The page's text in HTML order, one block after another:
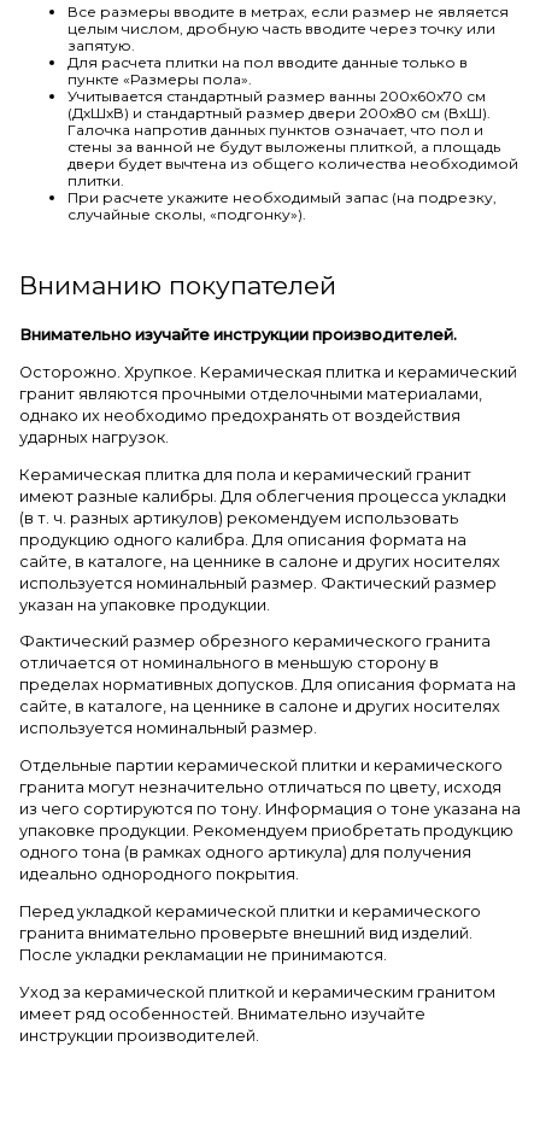
Все размеры вводите в метрах, если размер не является
целым числом, дробную часть вводите через точку или
запятую.
Для расчета плитки на пол вводите данные только в
пункте «Размеры пола».
Учитывается стандартный размер ванны 200х60х70 см
(ДхШхВ) и стандартный размер двери 200х80 см (ВхШ).
Галочка напротив данных пунктов означает, что пол и
стены за ванной не будут выложены плиткой, а площадь
двери будет вычтена из общего количества необходимой
плитки.
При расчете укажите необходимый запас (на подрезку,
случайные сколы, «подгонку»).
Вниманию покупателей
Внимательно изучайте инструкции производителей.
Осторожно. Хрупкое. Керамическая плитка и керамический
гранит являются прочными отделочными материалами,
однако их необходимо предохранять от воздействия
ударных нагрузок.
Керамическая плитка для пола и керамический гранит
имеют разные калибры. Для облегчения процесса укладки
(в т. ч. разных артикулов) рекомендуем использовать
продукцию одного калибра. Для описания формата на
сайте, в каталоге, на ценнике в салоне и других носителях
используется номинальный размер. Фактический размер
указан на упаковке продукции.
Фактический размер обрезного керамического гранита
отличается от номинального в меньшую сторону в
пределах нормативных допусков. Для описания формата на
сайте, в каталоге, на ценнике в салоне и других носителях
используется номинальный размер.
Отдельные партии керамической плитки и керамического
гранита могут незначительно отличаться по цвету, исходя
из чего сортируются по тону. Информация о тоне указана на
упаковке продукции. Рекомендуем приобретать продукцию
одного тона (в рамках одного артикула) для получения
идеально однородного покрытия.
Перед укладкой керамической плитки и керамического
гранита внимательно проверьте внешний вид изделий.
После укладки рекламации не принимаются.
Уход за керамической плиткой и керамическим гранитом
имеет ряд особенностей. Внимательно изучайте
инструкции производителей.